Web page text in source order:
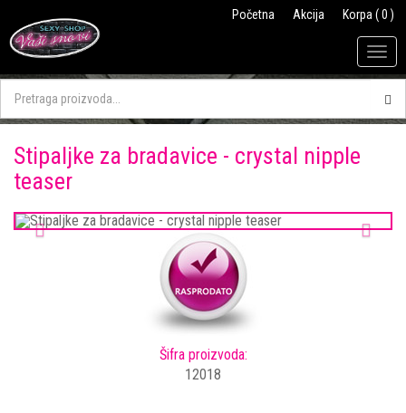
Početna Akcija Korpa ( 0 )
Stipaljke za bradavice - crystal nipple
teaser
Previous Next
Šifra proizvoda:
12018